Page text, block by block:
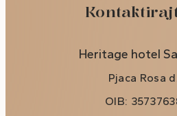
Heritage hotel
Pjaca Rosa
OIB: